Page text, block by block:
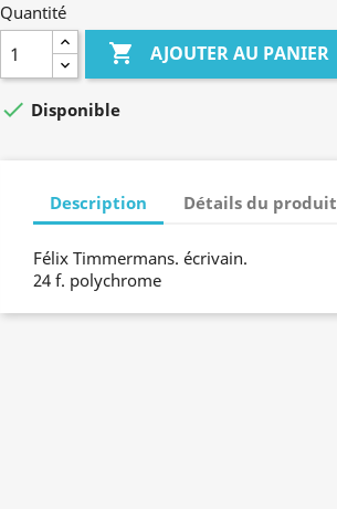
Quantité
 AJOUTER AU PANIER
 Disponible
Description Détails du produit
Félix Timmermans. écrivain.
24 f. polychrome